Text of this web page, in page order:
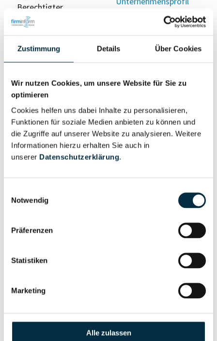
Zustimmung Details Über Cookies
Wir nutzen Cookies, um unsere Website für Sie zu
optimieren
Cookies helfen uns dabei Inhalte zu personalisieren,
Funktionen für soziale Medien anbieten zu können und
die Zugriffe auf unserer Website zu analysieren. Weitere
Informationen hierzu erhalten Sie auch in
unserer Datenschutzerklärung.
Notwendig
Präferenzen
Statistiken
Marketing
Alle zulassen
Berechtigter
Eigentums- und Kontrollstruktur
Unternehmensprofil
anfragen
Unternehmensnetzwerk
Vollständiges
Unternehmensprofil
Berechtigten Pfad
Vollständiges
Sanktionslistenstatus
Unternehmensprofil
anfragen